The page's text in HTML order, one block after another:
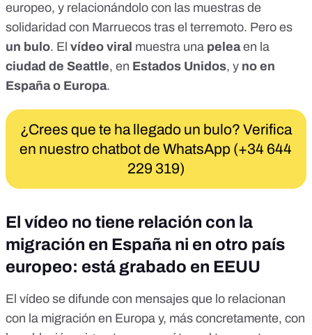
Estados Unidos.
https://x.com/domingo_paez/status/1700911752911667704
Ibrahim, Abdul and Azibo show us their culture. So much
enrichment http://t.me/RadioGenoa
https://x.com/RadioGenoa/status/1700771184726479194
europeo, y relacionándolo con las muestras de
solidaridad con Marruecos tras el terremoto. Pero es
un bulo. El vídeo viral muestra una peleaen la
ciudad de Seattle, en Estados Unidos, y no en
España o Europa.
¿Crees que te ha llegado un bulo? Verifica
en nuestro chatbot de WhatsApp (+34 644
229 319)
El vídeo no tiene relación con la
migración en España ni en otro país
europeo: está grabado en EEUU
El vídeo se difunde con mensajes que lo relacionan
con la migración en Europa y, más concretamente, con